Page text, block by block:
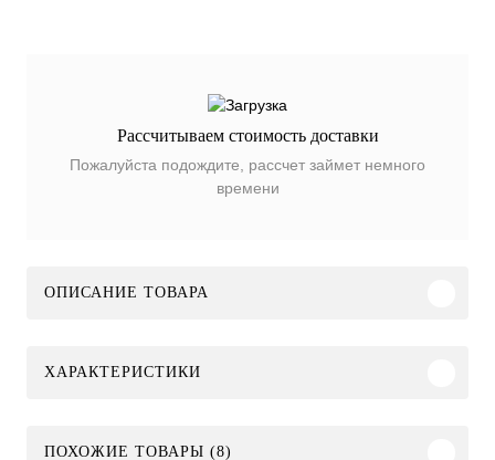
Рассчитываем стоимость доставки
Пожалуйста подождите, рассчет займет немного
времени
ОПИСАНИЕ ТОВАРА
ХАРАКТЕРИСТИКИ
ПОХОЖИЕ ТОВАРЫ (8)